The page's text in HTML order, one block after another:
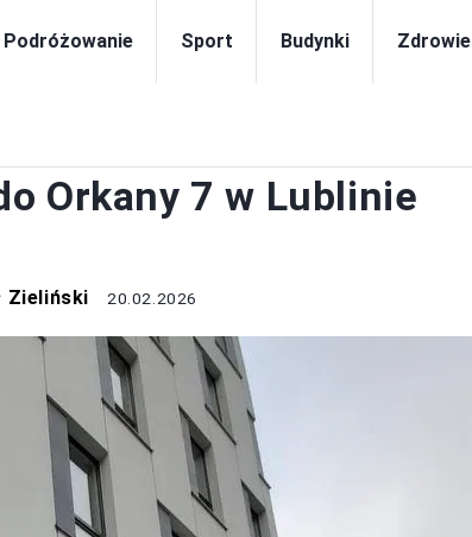
Podróżowanie Sport Budynki Zdrowie
Orkany 7 w Lublinie
Zieliński 20.02.2026